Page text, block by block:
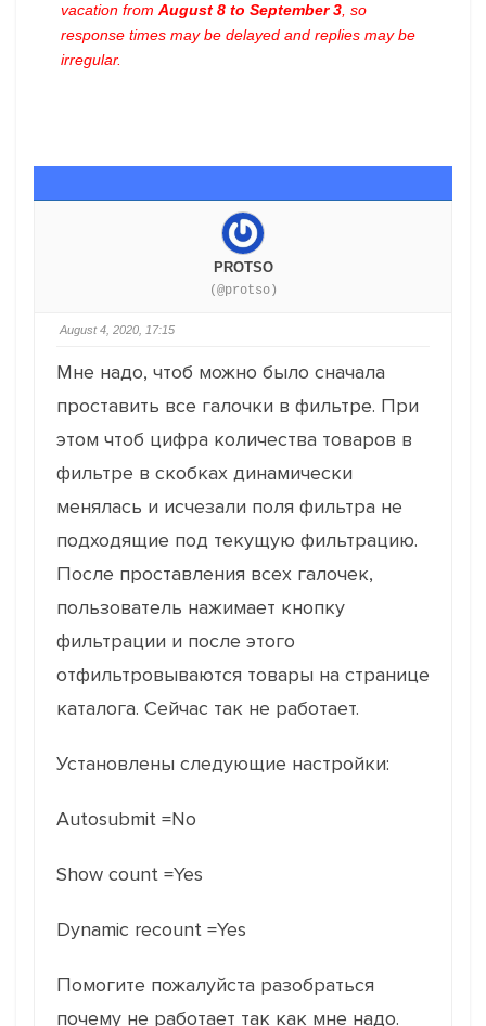
vacation from August 8 to September 3 , so
response times may be delayed and replies may be
irregular.
PROTSO
(@protso)
August 4, 2020, 17:15
Мне надо, чтоб можно было сначала
проставить все галочки в фильтре. При
этом чтоб цифра количества товаров в
фильтре в скобках динамически
менялась и исчезали поля фильтра не
подходящие под текущую фильтрацию.
После проставления всех галочек,
пользователь нажимает кнопку
фильтрации и после этого
отфильтровываются товары на странице
каталога. Сейчас так не работает.
Установлены следующие настройки:
Autosubmit =No
Show count =Yes
Dynamic recount =Yes
Помогите пожалуйста разобраться
почему не работает так как мне надо.